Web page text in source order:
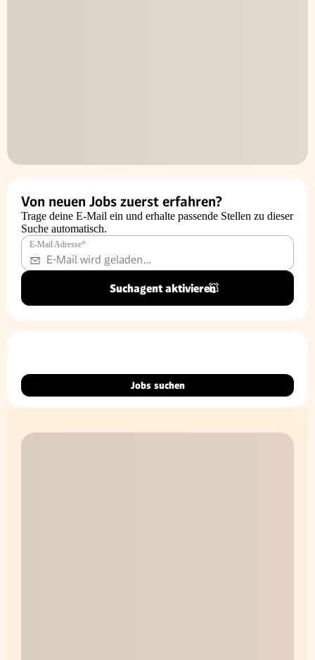
Von neuen Jobs zuerst erfahren?
Trage deine E-Mail ein und erhalte passende Stellen zu dieser
Suche automatisch.
E-Mail Adresse*
Suchagent aktivieren
Jobs suchen